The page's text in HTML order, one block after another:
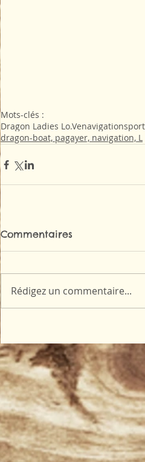
Mots-clés :
Dragon Ladies Lo.Venavigation
dragon-boat, pagayer, navigation, L
Commentaires
Rédigez un commentaire...